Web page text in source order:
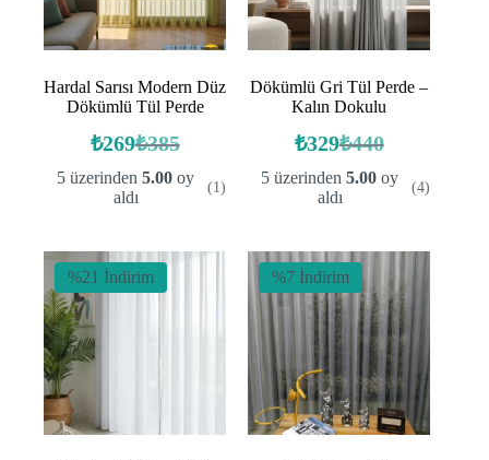
Hardal Sarısı Modern Düz
Dökümlü Tül Perde
₺385
Orijinal
fiyat:
₺385.
₺269Şu
andaki
fiyat:
5 üzerinden5.00 oy
aldı
(1)
Dökümlü Gri Tül Perde –
Kalın Dokulu
₺440
Orijinal
fiyat:
₺440.
₺329Şu
andaki
fiyat:
5 üzerinden5.00 oy
aldı
(4)
%21 İndirim %7 İndirim